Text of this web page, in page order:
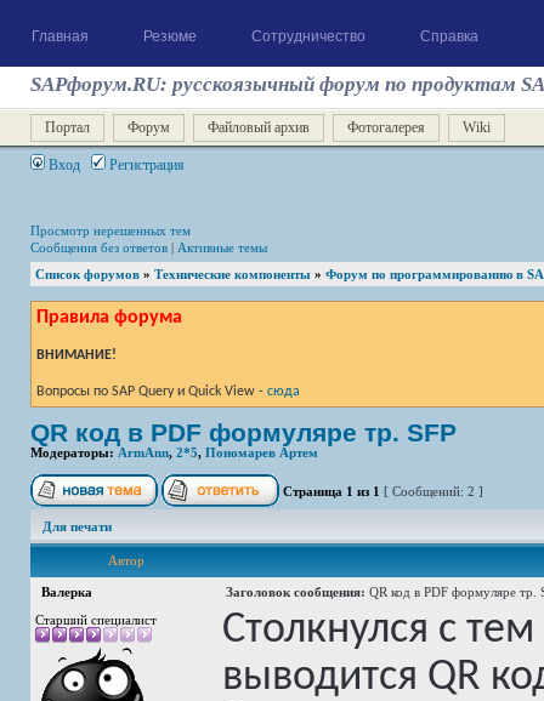
Главная Резюме Сотрудничество Справка
SAPфорум.RU: русскоязычный форум по продуктам
Портал Форум Файловый архив Фотогалерея Wiki
Вход Регистрация
Просмотр нерешенных тем
Сообщения без ответов | Активные темы
Список форумов » Технические компоненты » Форум по программированию в
Правила форума
ВНИМАНИЕ!
Вопросы по SAP Query и Quick View - сюда
QR код в PDF формуляре тр. SFP
Модераторы: ArmAnn, 2*5, Пономарев Артем
Страница 1 из 1 [ Сообщений: 2 ]
Для печати
Автор
Валерка Заголовок сообщения: QR код в PDF формуляре тр.
Старший специалист
Столкнулся с
выводится QR